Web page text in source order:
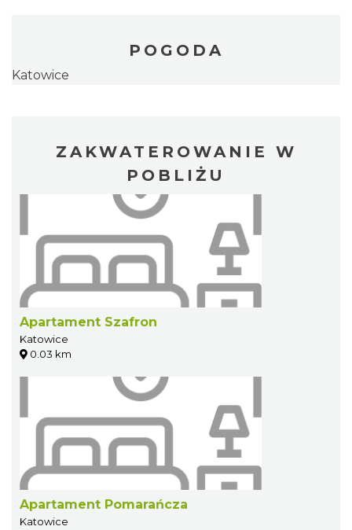
POGODA
Katowice
ZAKWATEROWANIE W
POBLIŻU
Apartament Szafron
Katowice
0.03 km
Apartament Pomarańcza
Katowice